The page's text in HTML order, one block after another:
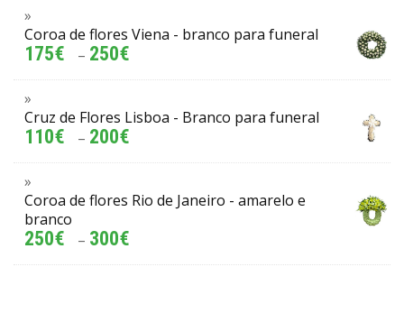
Coroa de flores Viena - branco para funeral
175€ – 250€
Cruz de Flores Lisboa - Branco para funeral
110€ – 200€
Coroa de flores Rio de Janeiro - amarelo e
branco
250€ – 300€